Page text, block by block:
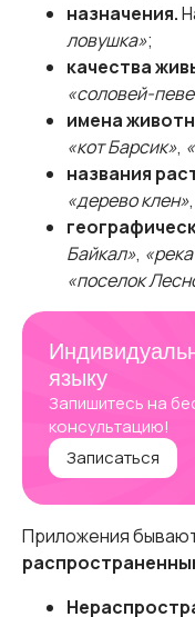
назначения.
ловушка»;
качества
«соловей-
имена
«кот Барсик»,
названия
«дерево клен»,
Байкал»,
«поселок
языку
Запишитесь на
консультацию!
Записаться
Приложения